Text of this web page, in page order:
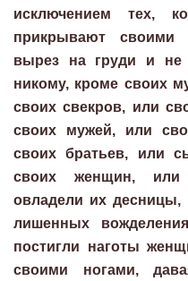
исключением тех,
прикрывают своими
вырез на груди и не
никому, кроме своих
своих свекров, или
своих мужей, или
своих братьев, или
своих женщин, или
овладели их десницы,
лишенных
постигли наготы
своими ногами,